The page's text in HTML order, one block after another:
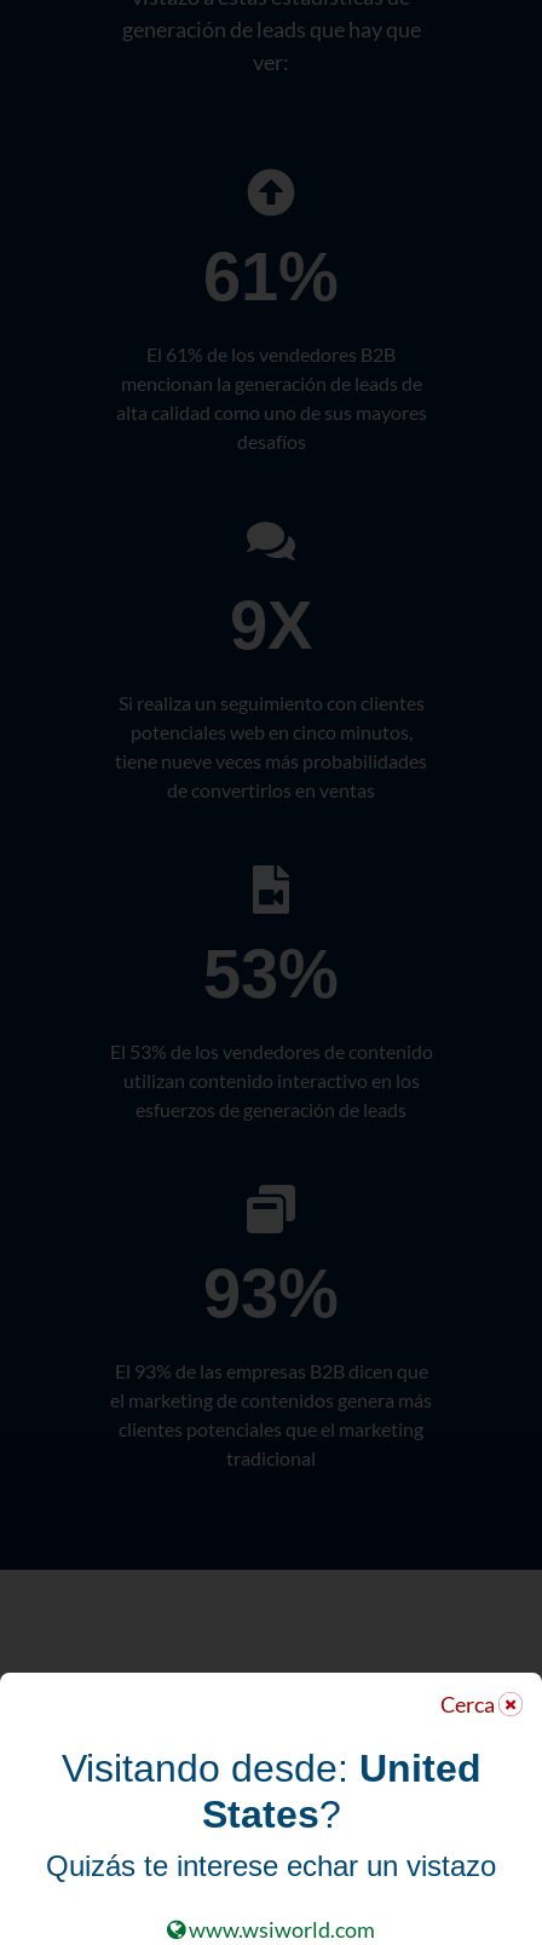
generación de leads que hay que
ver:
61%
El 61% de los vendedores B2B
mencionan la generación de leads de
alta calidad como uno de sus mayores
desafíos
9X
Si realiza un seguimiento con clientes
potenciales web en cinco minutos,
tiene nueve veces más probabilidades
de convertirlos en ventas
53%
El 53% de los vendedores de contenido
utilizan contenido interactivo en los
esfuerzos de generación de leads
93%
El 93% de las empresas B2B dicen que
el marketing de contenidos genera más
clientes potenciales que el marketing
tradicional
para Adquirir Más
Clientes
Potenciales y
Ventas
Cerca
Visitando desde: United
States?
Quizás te interese echar un vistazo
www.wsiworld.com